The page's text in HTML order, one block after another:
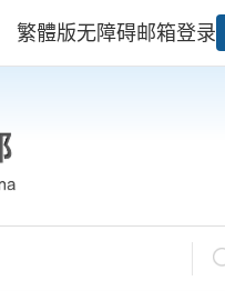
繁體版无障碍邮箱登录